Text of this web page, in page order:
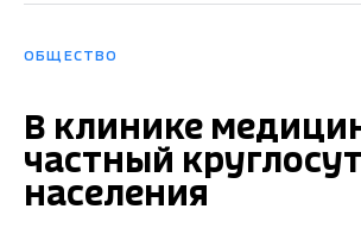
ОБЩЕСТВО
В клинике
частный
населения